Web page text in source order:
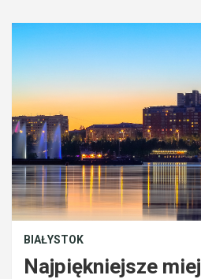
BIAŁYSTOK
Najpiękniejsze